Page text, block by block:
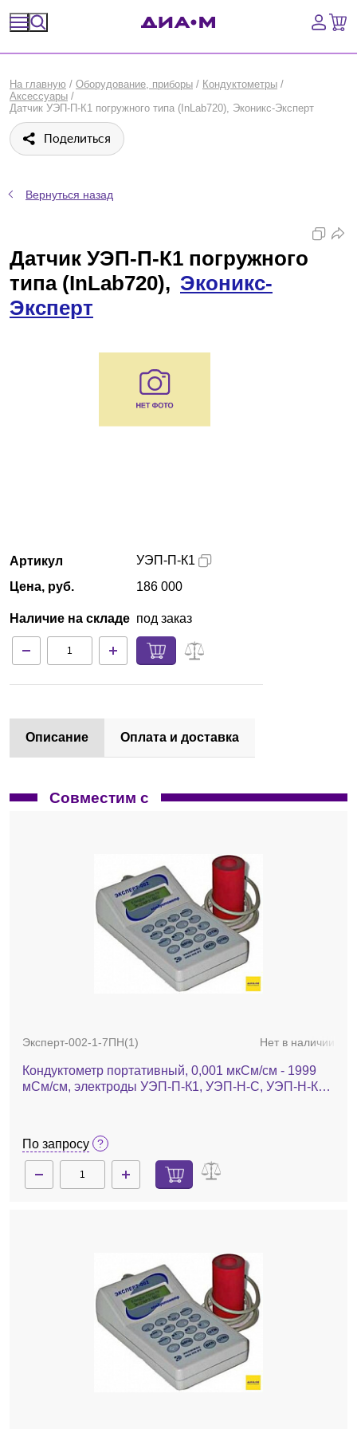
Оборудование, приборы
Расходные материалы, пластик, стекло
Библиотека
Партнеры
Технический сервис
Доставка и оплата
На главную / Оборудование, приборы / Кондуктометры /
Аксессуары /
Датчик УЭП-П-К1 погружного типа (InLab720), Эконикс-Эксперт
Поделиться
Вернуться назад
Датчик УЭП-П-К1 погружного
типа (InLab720), Эконикс-
Эксперт
Артикул
Цена, руб.
Наличие на складе
УЭП-П-К1
186 000
под заказ
Описание Оплата и доставка
Совместим с
Эксперт-002-1-7ПН(1) Нет в наличии
Кондуктометр портативный, 0,001 мкСм/см - 1999
мСм/см, электроды УЭП-П-К1, УЭП-Н-С, УЭП-Н-К2,
По запросу